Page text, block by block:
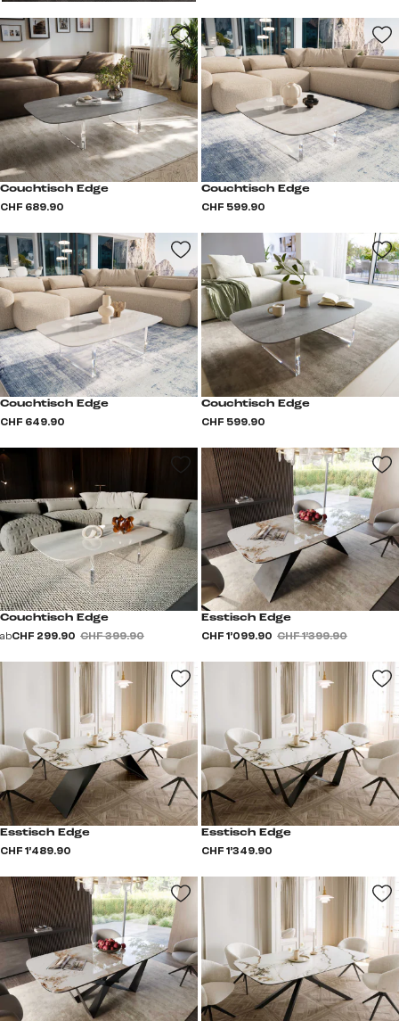
Couchtisch Edge
CHF 689.90
Couchtisch Edge
CHF 599.90
Couchtisch Edge
CHF 649.90
Couchtisch Edge
CHF 599.90
Couchtisch Edge
abCHF 299.90 CHF 399.90
Esstisch Edge
CHF 1’099.90 CHF 1’399.90
Esstisch Edge
CHF 1’489.90
Esstisch Edge
CHF 1’349.90